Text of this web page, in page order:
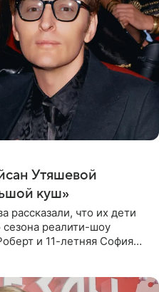
Утяшевой
куш»
рассказали, что их дети
сезона реалити-шоу
и 11-летняя София